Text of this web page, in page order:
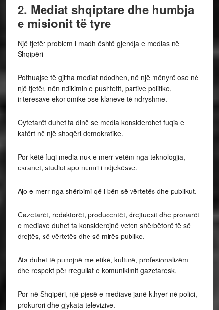
2. Mediat shqiptare dhe humbja
e misionit të tyre
Një tjetër problem i madh është gjendja e medias në
Shqipëri.
Pothuajse të gjitha mediat ndodhen, në një mënyrë ose në
një tjetër, nën ndikimin e pushtetit, partive politike,
interesave ekonomike ose klaneve të ndryshme.
Qytetarët duhet ta dinë se media konsiderohet fuqia e
katërt në një shoqëri demokratike.
Por këtë fuqi media nuk e merr vetëm nga teknologjia,
ekranet, studiot apo numri i ndjekësve.
Ajo e merr nga shërbimi që i bën së vërtetës dhe publikut.
Gazetarët, redaktorët, producentët, drejtuesit dhe pronarët
e mediave duhet ta konsiderojnë veten shërbëtorë të së
drejtës, së vërtetës dhe së mirës publike.
Ata duhet të punojnë me etikë, kulturë, profesionalizëm
dhe respekt për rregullat e komunikimit gazetaresk.
Por në Shqipëri, një pjesë e mediave janë kthyer në polici,
prokurori dhe gjykata televizive.